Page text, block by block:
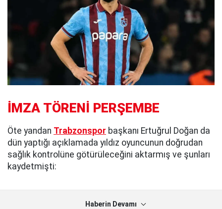
İMZA TÖRENİ PERŞEMBE
Öte yandan Trabzonspor başkanı Ertuğrul Doğan da
dün yaptığı açıklamada yıldız oyuncunun doğrudan
sağlık kontrolüne götürüleceğini aktarmış ve şunları
kaydetmişti:
Haberin Devamı